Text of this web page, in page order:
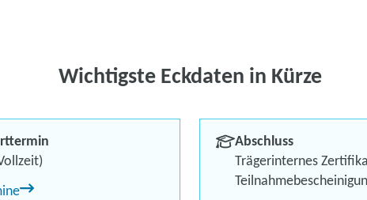
Berufliches Profil
Bis zu 100 % Förderung
Wichtigste Eckdaten in Kürze
Abschluss
Trägerinternes